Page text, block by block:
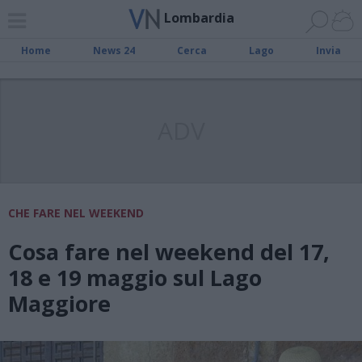
Lombardia
Home News 24 Cerca Lago Invia
CHE FARE NEL WEEKEND
Cosa fare nel weekend del 17,
18 e 19 maggio sul Lago
Maggiore